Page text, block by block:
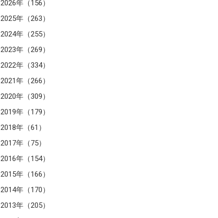
2026年（156）
2025年（263）
2024年（255）
2023年（269）
2022年（334）
2021年（266）
2020年（309）
2019年（179）
2018年（61）
2017年（75）
2016年（154）
2015年（166）
2014年（170）
2013年（205）